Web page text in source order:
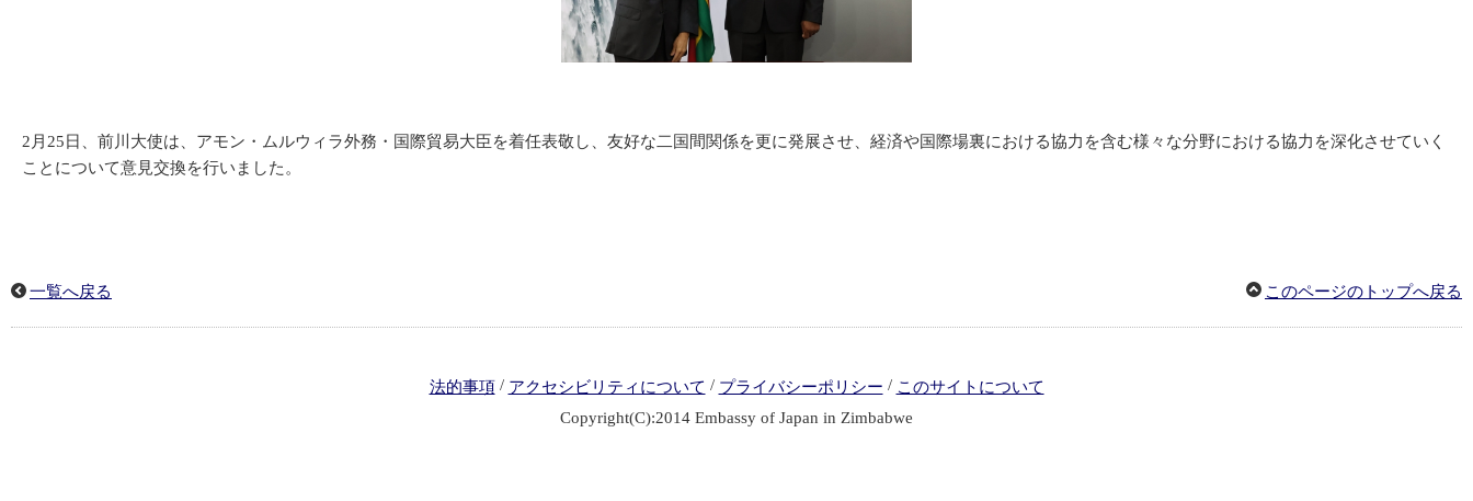
2月25日、前川大使は、アモン・ムルウィラ外務・国際貿易大臣を着任表敬し、友好な二国間関係を更に発展させ、経済や国際場裏における協力を含む様々な分野における協力を深化させていく
ことについて意見交換を行いました。
一覧へ戻る このページのトップへ戻る
法的事項 / アクセシビリティについて / プライバシーポリシー / このサイトについて
Copyright(C):2014 Embassy of Japan in Zimbabwe